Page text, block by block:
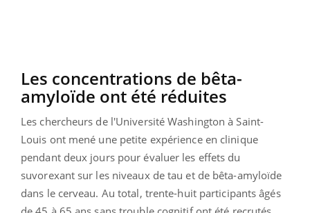
Les concentrations de bêta-
amyloïde ont été réduites
Les chercheurs de l'Université Washington à Saint-
Louis ont mené une petite expérience en clinique
pendant deux jours pour évaluer les effets du
suvorexant sur les niveaux de tau et de bêta-amyloïde
dans le cerveau. Au total, trente-huit participants âgés